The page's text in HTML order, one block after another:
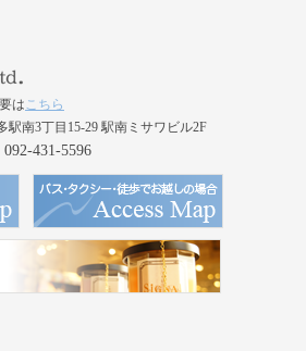
は こちら
駅南3丁目15-29 駅南ミサワビル2F
092-431-5596